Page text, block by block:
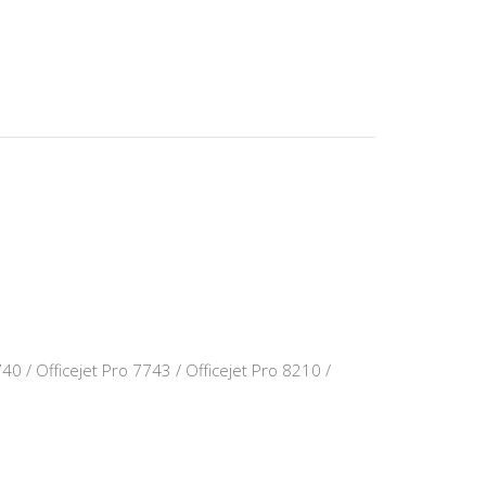
/ Officejet Pro 7743 / Officejet Pro 8210 /